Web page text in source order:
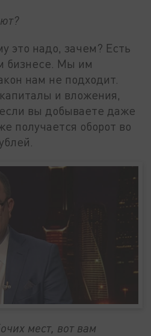
это надо, зачем? Есть
бизнесе. Мы им
нам не подходит.
и вложения,
вы добываете даже
получается оборот во
мест, вот вам